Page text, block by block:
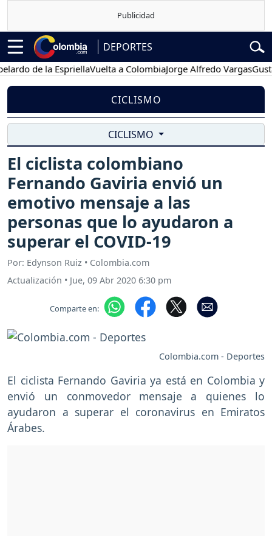
DEPORTES
de la EspriellaVuelta a ColombiaJorge Alfredo VargasGustavo
CICLISMO
CICLISMO
El ciclista colombiano
Fernando Gaviria envió un
emotivo mensaje a las
personas que lo ayudaron a
superar el COVID-19
Por: Edynson Ruiz • Colombia.com
Actualización • Jue, 09 Abr 2020 6:30 pm
Comparte en:
Colombia.com - Deportes
El ciclista Fernando Gaviria ya está en Colombia y
envió un conmovedor mensaje a quienes lo
ayudaron a superar el coronavirus en Emiratos
Árabes.